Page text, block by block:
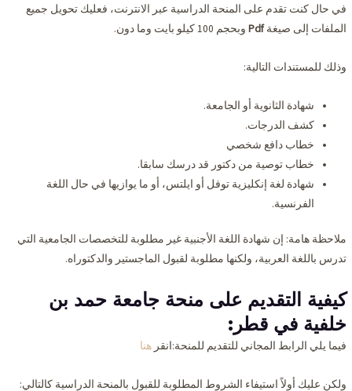
في حال كنت تقدم على المنحة الدراسية عبر الانترنت، فعليك تحويل جميع
الملفات إلى صيغةPdf وبحجم 100 كيلو بايت وما دون.
وذلك للمستندات التالية:
شهادة الثانوية أو الجامعة.
كشف الدرجات.
خطاب دافع شخصي
خطاب توصية من دكتور قد درسك سابقا.
شهادة لغة إنكليزية توفل أو ايلتس، أو ما يوازيها في حال اللغة
الفرنسية.
ملاحظة هامة: إن شهادة اللغة الأجنبية غير مطلوبة للتخصصات الجامعية التي
تدرس باللغة العربية، ولكنها مطلوبة لقبول الماجستير والدكتوراه.
كيفية التقديم على منحة جامعة حمد بن
خلفية في قطر:
فيما يلي الرابط المجاني للتقديم للمنحة:انقرهنا
ولكن عليك أولاً استيفاء الشروط المطلوبة للقبول بالمنحة الدراسية كالتالي: